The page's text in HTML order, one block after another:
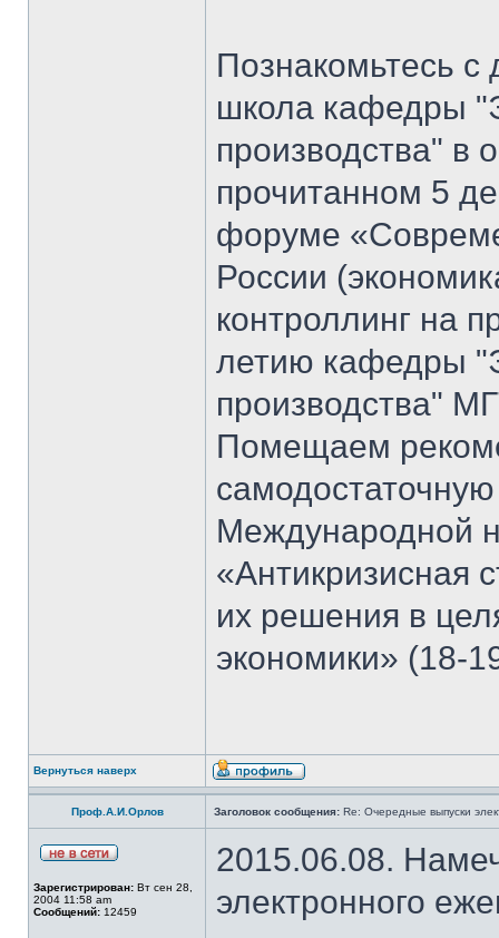
Познакомьтесь
школа кафедры
производства" в
прочитанном 5
форуме
России
контроллинг на
летию кафедры
производства"
Помещаем
Международной
«Антикризисная
их решения в
экономики» (18-
Вернуться наверх
Проф.А.И.Орлов Заголовок сообщения: Re: Очередные выпуски
Зарегистрирован: Вт сен 28,
2004 11:58 am
Сообщений: 12459
2015.06.08.
электронного